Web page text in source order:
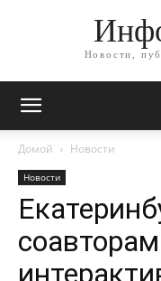
Новости,
Домой Новости
Новости